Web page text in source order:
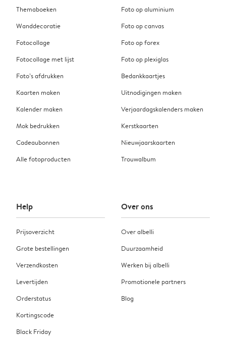
Themaboeken
Wanddecoratie
Fotocollage
Fotocollage met lijst
Foto’s afdrukken
Kaarten maken
Kalender maken
Mok bedrukken
Cadeaubonnen
Alle fotoproducten
Foto op aluminium
Foto op canvas
Foto op forex
Foto op plexiglas
Bedankkaartjes
Uitnodigingen maken
Verjaardagskalenders maken
Kerstkaarten
Nieuwjaarskaarten
Trouwalbum
Help
Prijsoverzicht
Grote bestellingen
Verzendkosten
Levertijden
Orderstatus
Kortingscode
Black Friday
Over ons
Over albelli
Duurzaamheid
Werken bij albelli
Promotionele partners
Blog